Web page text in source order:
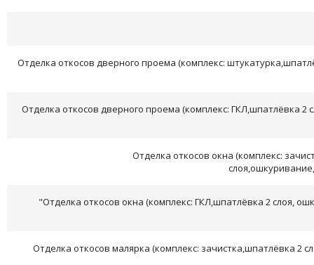
Отделка откосов дверного проема (комплекс:
Отделка откосов дверного проема (комплекс: ГКЛ,шпатлёвка 2
Отделка откосов окна (комплекс:
"Отделка откосов окна (комплекс: ГКЛ,шпатлёвка 2 слоя,
Отделка откосов малярка (комплекс: зачистка,шпатлёвка 2